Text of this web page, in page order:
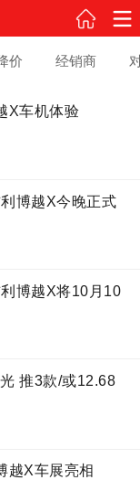
价 经销商
X车机体验
博越X今晚正式
博越X将10月10
推3款/或12.68
越X车展亮相